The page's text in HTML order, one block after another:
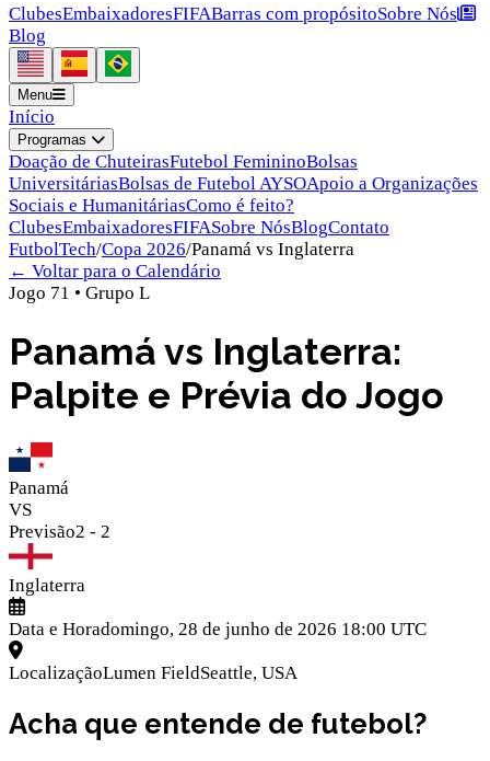
ClubesEmbaixadoresFIFABarras com propósitoSobre Nós
Blog
Menu
Início
Programas
Doação de ChuteirasFutebol FemininoBolsas
UniversitáriasBolsas de Futebol AYSOApoio a Organizações
Sociais e HumanitáriasComo é feito?
ClubesEmbaixadoresFIFASobre NósBlogContato
FutbolTech/Copa 2026/Panamá vs Inglaterra
← Voltar para o Calendário
Jogo 71 • Grupo L
Panamá vs Inglaterra:
Palpite e Prévia do Jogo
Panamá
VS
Previsão2 - 2
Inglaterra
Data e Horadomingo, 28 de junho de 2026 18:00 UTC
LocalizaçãoLumen FieldSeattle, USA
Acha que entende de futebol?